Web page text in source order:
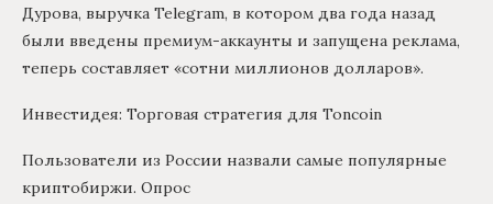
Дурова, выручка Telegram, в котором два года назад
были введены премиум-аккаунты и запущена реклама,
теперь составляет «сотни миллионов долларов».
Инвестидея: Торговая стратегия для Toncoin
Пользователи из России назвали самые популярные
криптобиржи. Опрос